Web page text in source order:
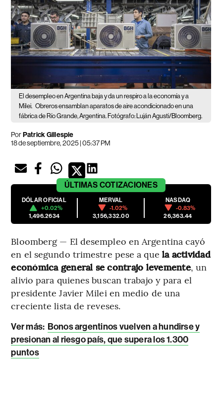
El desempleo en Argentina baja y da un respiro a la economía y a
Milei. Obreros ensamblan aparatos de aire acondicionado en una
fábrica de Río Grande, Argentina. Fotógrafo: Luján Agusti/Bloomberg.
PorPatrick Gillespie
18 de septiembre, 2025 | 05:37 PM
ÚLTIMAS COTIZACIONES
DÓLAR OFICIAL
+0.02%
1,496.2634
MERVAL
-1.02%
3,156,332.00
NASDAQ
-0.83%
26,363.44
Bloomberg — El desempleo en Argentina cayó
en el segundo trimestre pese a que la actividad
económica general se contrajo levemente, un
alivio para quienes buscan trabajo y para el
presidente Javier Milei en medio de una
creciente lista de reveses.
Ver más: Bonos argentinos vuelven a hundirse y
presionan al riesgo país, que supera los 1.300
puntos